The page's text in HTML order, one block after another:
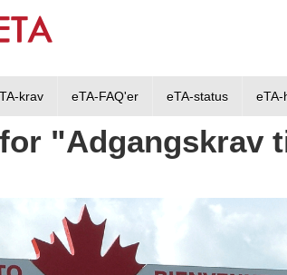
krav eTA-FAQ'er eTA-status
"Adgangskrav